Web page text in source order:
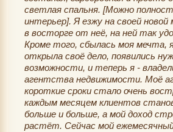
светлая спальня. [Можно
интерьер]. Я езжу на своей
в восторге от неё, на ней так
Кроме того, сбылась моя мечта,
открыла своё дело, появились
возможности, и теперь я -
агентства недвижимости. Моё
короткие сроки стало очень
каждым месяцем клиентов
больше и больше, а мой доход
растёт. Сейчас мой